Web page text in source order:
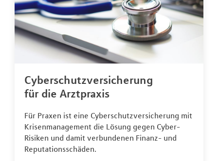
Cyberschutzversicherung
für die Arztpraxis
Für Praxen ist eine Cyberschutzversicherung mit
Krisenmanagement die Lösung gegen Cyber-
Risiken und damit verbundenen Finanz- und
Reputationsschäden.